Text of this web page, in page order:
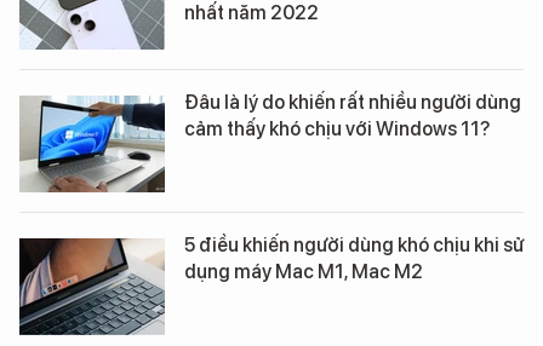
nhất năm 2022
Đâu là lý do khiến rất nhiều người dùng
cảm thấy khó chịu với Windows 11?
5 điều khiến người dùng khó chịu khi sử
dụng máy Mac M1, Mac M2